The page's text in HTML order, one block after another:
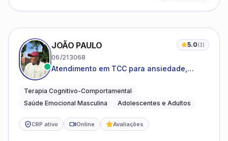
JOÃO PAULO 5.0(3)
06/213068
Atendimento em TCC para ansiedade,
emocional
Terapia Cognitivo-Comportamental
Saúde Emocional Masculina
Adolescentes e Adultos
CRP ativo Online Avaliações